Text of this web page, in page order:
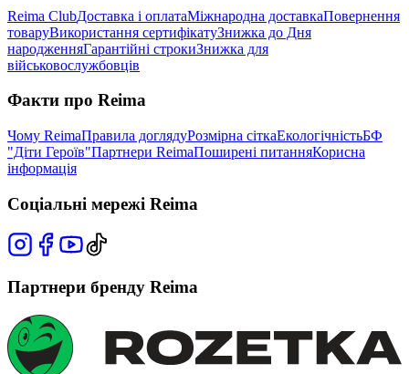
Reima ClubДоставка і оплатаМіжнародна доставкаПовернення
товаруВикористання сертифікатуЗнижка до Дня
народженняГарантійні строкиЗнижка для
військовослужбовців
Факти про Reima
Чому ReimaПравила доглядуРозмірна сіткаЕкологічністьБФ
"Діти Героїв"Партнери ReimaПоширені питанняКорисна
інформація
Соціальні мережі Reima
Партнери бренду Reima